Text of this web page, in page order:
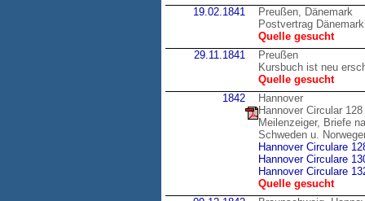
19.02.1841
Preußen, Dänemark
Postvertrag
Quelle gesucht
29.11.1841
Preußen
Kursbuch ist neu
Quelle gesucht
1842
Hannover
Hannover Circular
Meilenzeiger, Briefe
Schweden u.
Hannover Circulare
Hannover Circulare
Hannover Circulare
Quelle gesucht